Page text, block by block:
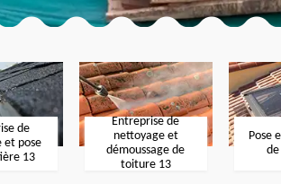
de
et pose
13
Entreprise de
nettoyage et
démoussage de
toiture 13
Pose